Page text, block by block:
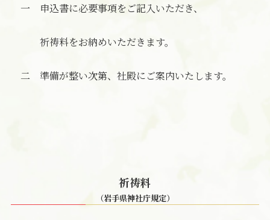
一 申込書に必要事項をご記入いただき、
祈祷料をお納めいただきます。
二 準備が整い次第、社殿にご案内いたします。
祈祷料
（岩手県神社庁規定）